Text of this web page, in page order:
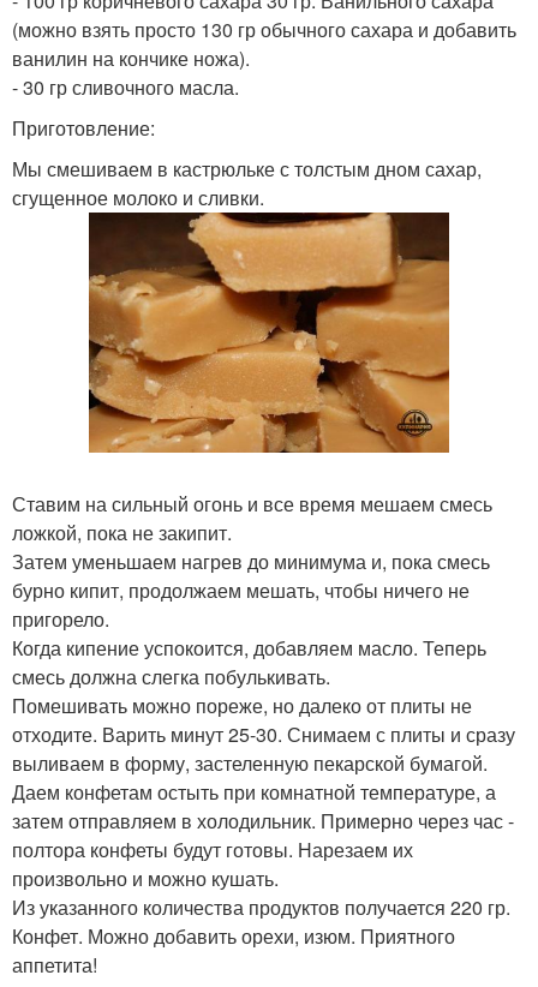
(можно взять просто 130 гр обычного сахара и добавить
ванилин на кончике ножа).
- 30 гр сливочного масла.
Приготовление:
Мы смешиваем в кастрюльке с толстым дном сахар,
сгущенное молоко и сливки.
Ставим на сильный огонь и все время мешаем смесь
ложкой, пока не закипит.
Затем уменьшаем нагрев до минимума и, пока смесь
бурно кипит, продолжаем мешать, чтобы ничего не
пригорело.
Когда кипение успокоится, добавляем масло. Теперь
смесь должна слегка побулькивать.
Помешивать можно пореже, но далеко от плиты не
отходите. Варить минут 25-30. Снимаем с плиты и сразу
выливаем в форму, застеленную пекарской бумагой.
Даем конфетам остыть при комнатной температуре, а
затем отправляем в холодильник. Примерно через час -
полтора конфеты будут готовы. Нарезаем их
произвольно и можно кушать.
Из указанного количества продуктов получается 220 гр.
Конфет. Можно добавить орехи, изюм. Приятного
аппетита!